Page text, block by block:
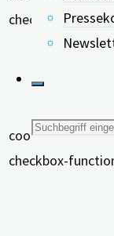
Suche
nach:
checkbox-
cookielawinfo-
checkbox-